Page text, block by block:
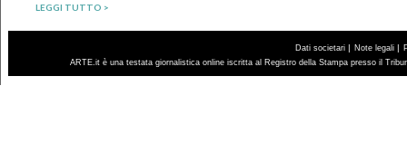
LEGGI TUTTO >
Dati societari | Note legali |
ARTE.it è una testata giornalistica online iscritta al Registro della Stampa presso il